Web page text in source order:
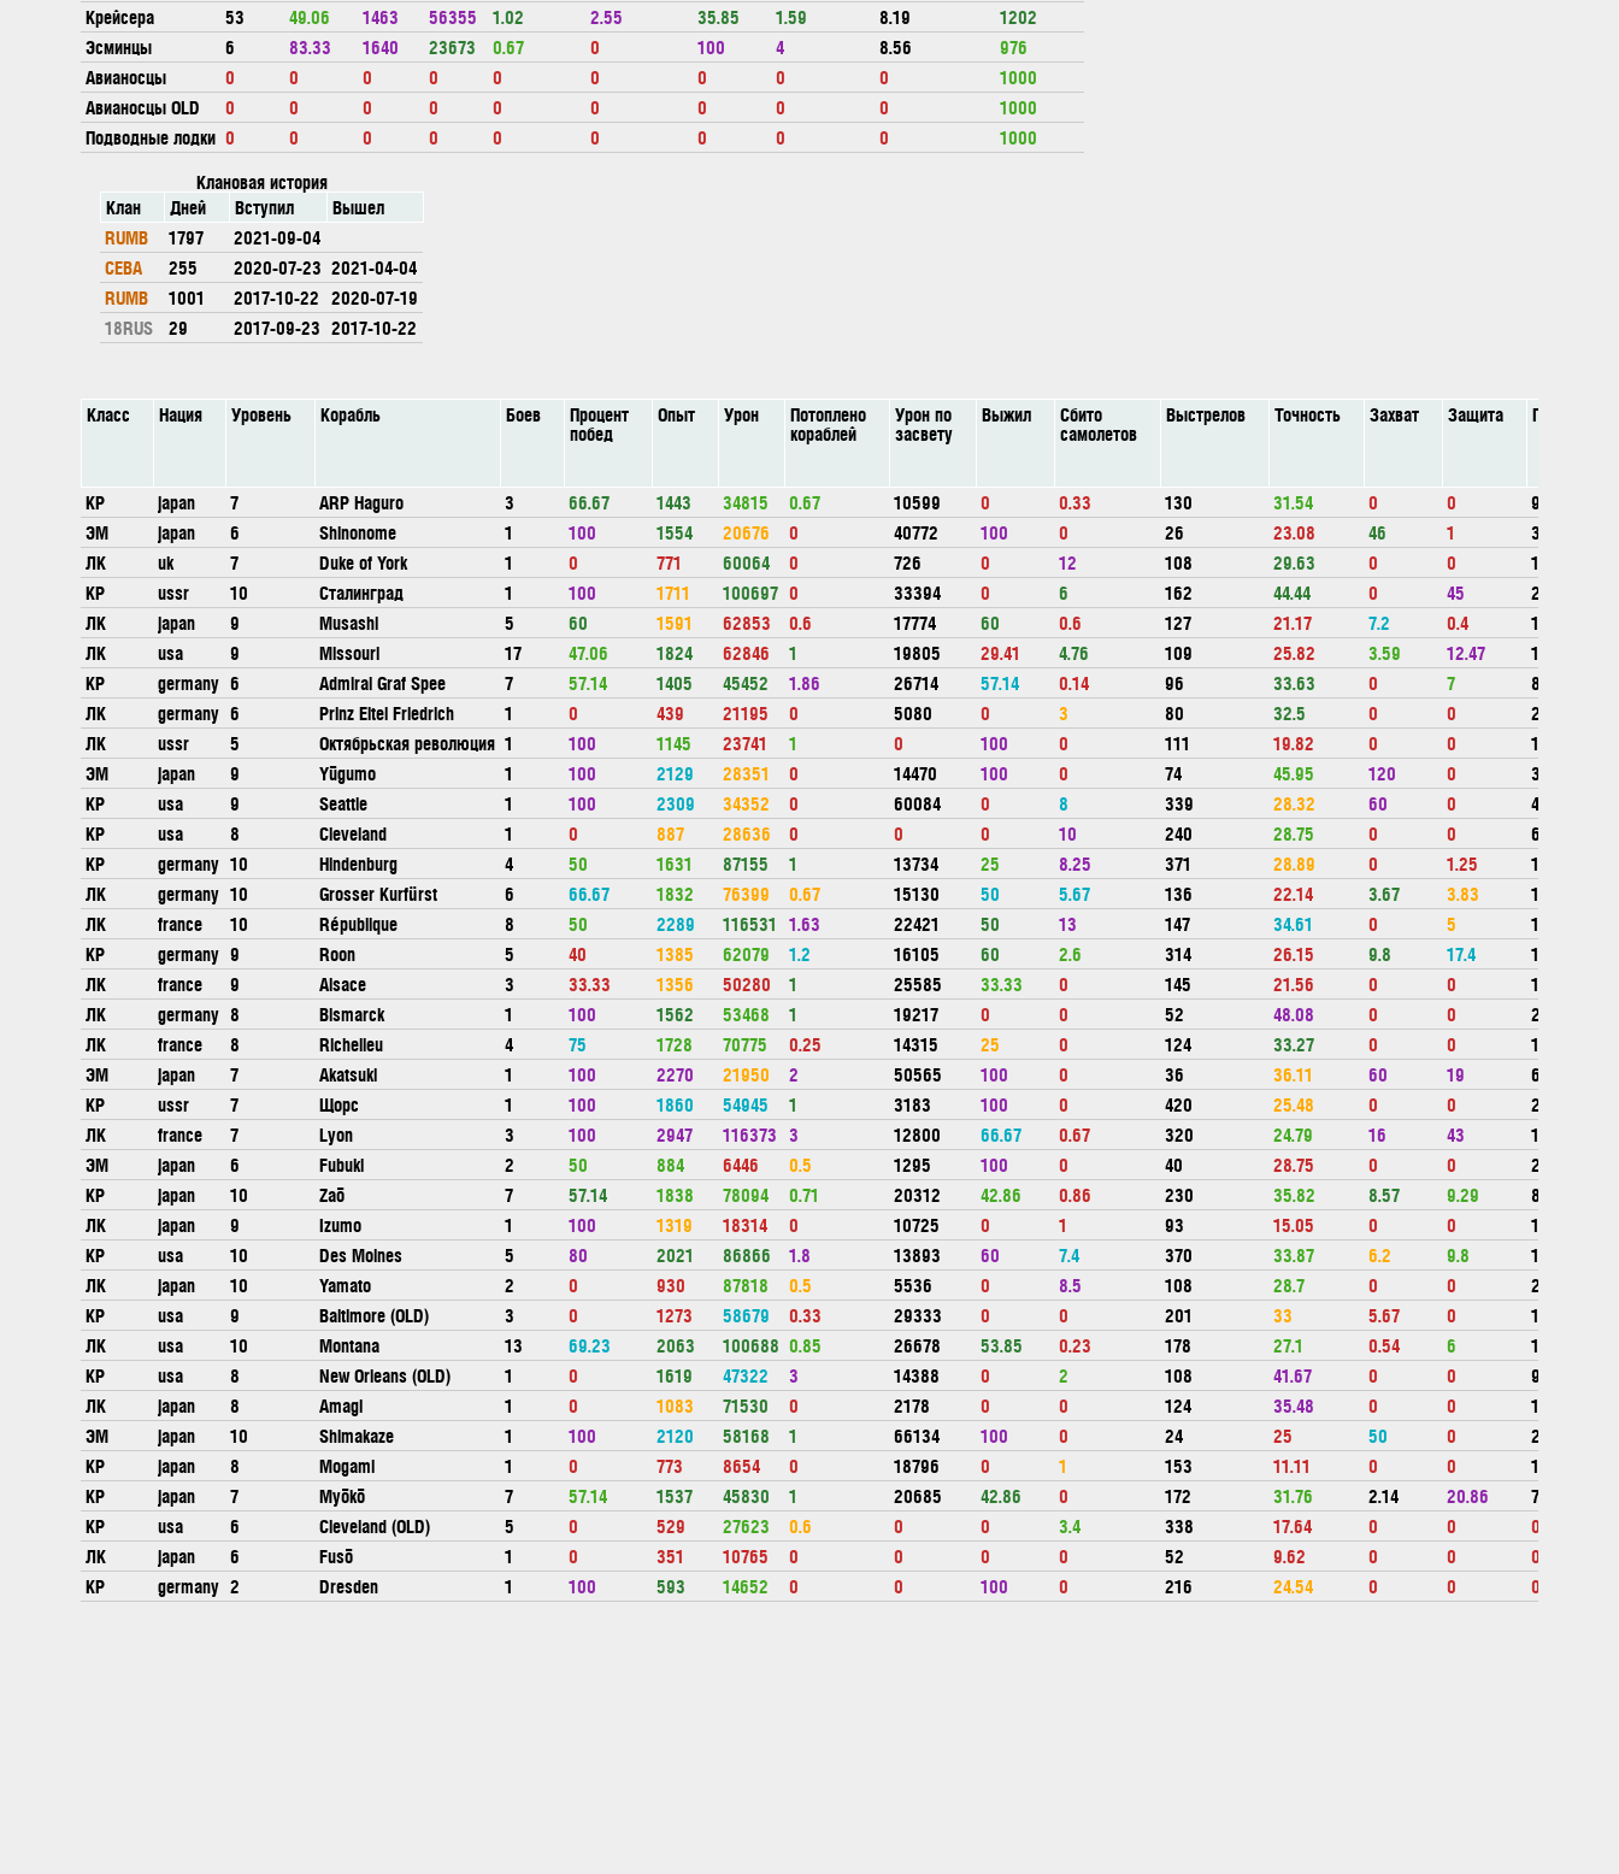
Крейсера
53 49.06 1463 56355 1.02 2.55 35.85 1.59 8.19
1202
Эсминцы
6 83.33 1640 23673 0.67 0 100 4 8.56
976
Авианосцы
0 0 0 0 0 0 0 0 0
1000
Авианосцы OLD
0 0 0 0 0 0 0 0 0
1000
Подводные лодки 0 0 0 0 0 0 0 0 0
1000
Клановая история
Клан
Дней Вступил
Вышел
RUMB
1797
2021-09-04
CEBA
255 2020-07-23 2021-04-04
RUMB
1001 2017-10-22 2020-07-19
18RUS
29 2017-09-23 2017-10-22
Класс Нация Уровень Корабль Боев Процент
побед
Опыт Урон Потоплено
кораблей
Урон по
засвету
Выжил Сбито
самолетов
Выстрелов Точность Захват Защита
КР japan 7 ARP Haguro 3 66.67 1443 34815 0.67 10599 0 0.33 130 31.54 0 0
990533
ЭМ
japan 6 Shinonome 1 100 1554 20676 0 40772 100 0 26 23.08 46 1
310830
ЛК
uk 7 Duke of York 1 0 771 60064 0 726 0 12 108 29.63 0 0
1235198
КР
ussr 10 Сталинград 1 100 1711 100697 0 33394 0 6 162 44.44 0 45
2429232
ЛК
japan 9 Musashi 5 60 1591 62853 0.6 17774 60 0.6 127 21.17 7.2 0.4
1327595
ЛК
usa 9 Missouri 17 47.06 1824 62846 1 19805 29.41 4.76 109 25.82 3.59 12.47
1342459
КР
germany 6 Admiral Graf Spee 7 57.14 1405 45452 1.86 26714 57.14 0.14 96 33.63 0 7
847190
ЛК
germany 6 Prinz Eitel Friedrich 1 0 439 21195 0 5080 0 3 80 32.5 0 0
2024600
ЛК
ussr 5 Октябрьская революция 1 100 1145 23741 1 0 100 0 111 19.82 0 0
134800
ЭМ
japan 9 Yūgumo 1 100 2129 28351 0 14470 100 0 74 45.95 120 0
314000
КР
usa 9 Seattle 1 100 2309 34352 0 60084 0 8 339 28.32 60 0
458734
КР
usa 8 Cleveland 1 0 887 28636 0 0 0 10 240 28.75 0 0
653100
КР
germany 10 Hindenburg 4 50 1631 87155 1 13734 25 8.25 371 28.89 0 1.25
1346242
ЛК
germany 10 Grosser Kurfürst 6 66.67 1832 76399 0.67 15130 50 5.67 136 22.14 3.67 3.83
1510952
ЛК
france 10 République 8 50 2289 116531 1.63 22421 50 13 147 34.61 0 5
1817992
КР
germany 9 Roon 5 40 1385 62079 1.2 16105 60 2.6 314 26.15 9.8 17.4
1214346
ЛК
france 9 Alsace 3 33.33 1356 50280 1 25585 33.33 0 145 21.56 0 0
1966103
ЛК
germany 8 Bismarck 1 100 1562 53468 1 19217 0 0 52 48.08 0 0
2129500
ЛК
france 8 Richelieu 4 75 1728 70775 0.25 14315 25 0 124 33.27 0 0
1309501
ЭМ
japan 7 Akatsuki 1 100 2270 21950 2 50565 100 0 36 36.11 60 19
646000
КР
ussr 7 Щорс 1 100 1860 54945 1 3183 100 0 420 25.48 0 0
231700
ЛК
france 7 Lyon 3 100 2947 116373 3 12800 66.67 0.67 320 24.79 16 43
1764633
ЭМ
japan 6 Fubuki 2 50 884 6446 0.5 1295 100 0 40 28.75 0 0
211067
КР
japan 10 Zaō 7 57.14 1838 78094 0.71 20312 42.86 0.86 230 35.82 8.57 9.29
892805
ЛК
japan 9 Izumo 1 100 1319 18314 0 10725 0 1 93 15.05 0 0
1387636
КР
usa 10 Des Moines 5 80 2021 86866 1.8 13893 60 7.4 370 33.87 6.2 9.8
1141014
ЛК
japan 10 Yamato 2 0 930 87818 0.5 5536 0 8.5 108 28.7 0 0
2253643
КР
usa 9 Baltimore (OLD) 3 0 1273 58679 0.33 29333 0 0 201 33 5.67 0
1457243
ЛК
usa 10 Montana 13 69.23 2063 100688 0.85 26678 53.85 0.23 178 27.1 0.54 6
1772418
КР
usa 8 New Orleans (OLD) 1 0 1619 47322 3 14388 0 2 108 41.67 0 0
900435
ЛК
japan 8 Amagi 1 0 1083 71530 0 2178 0 0 124 35.48 0 0
1610270
ЭМ
japan 10 Shimakaze 1 100 2120 58168 1 66134 100 0 24 25 50 0
287235
КР
japan 8 Mogami 1 0 773 8654 0 18796 0 1 153 11.11 0 0
1194738
КР
japan 7 Myōkō 7 57.14 1537 45830 1 20685 42.86 0 172 31.76 2.14 20.86
795809
КР
usa 6 Cleveland (OLD) 5 0 529 27623 0.6 0 0 3.4 338 17.64 0 0
0
ЛК
japan 6 Fusō 1 0 351 10765 0 0 0 0 52 9.62 0 0
0
КР
germany 2 Dresden 1 100 593 14652 0 0 100 0 216 24.54 0 0 0